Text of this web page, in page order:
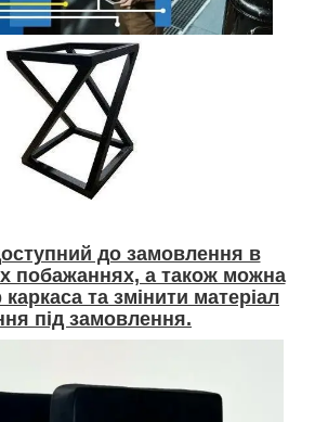
до замовлення в
побажаннях, а також можна
та змінити матеріал
під замовлення.